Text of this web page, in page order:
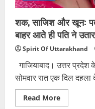
शक, साजिश और खून:
बाहर आते ही पति ने
Spirit Of Uttarakhand
गाजियाबाद। उत्तर प्रदेश
सोमवार रात एक दिल दहला
Read MoreRead
more